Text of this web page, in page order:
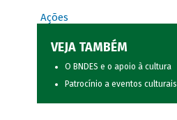
Ações
VEJA TAMBÉM
O BNDES e o apoio à cultura
Patrocínio a eventos culturais